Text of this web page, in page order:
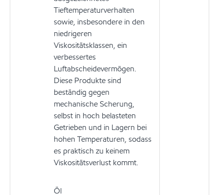
Tieftemperaturverhalten
sowie, insbesondere in den
niedrigeren
Viskositätsklassen, ein
verbessertes
Luftabscheidevermögen.
Diese Produkte sind
beständig gegen
mechanische Scherung,
selbst in hoch belasteten
Getrieben und in Lagern bei
hohen Temperaturen, sodass
es praktisch zu keinem
Viskositätsverlust kommt.
Öl